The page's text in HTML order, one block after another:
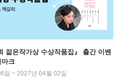
젊은작가상 수상작품집』 출간 이벤
마크
일 ~ 2027년 04월 02일